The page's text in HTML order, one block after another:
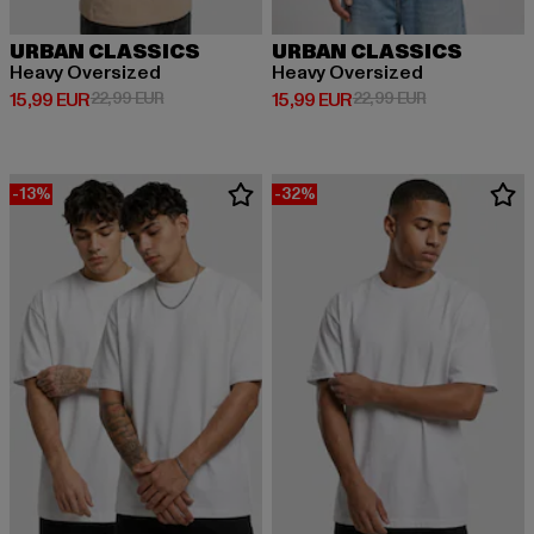
URBAN CLASSICS
Heavy Oversized
15,99 EUR
Derzeitiger Preis: 15,99 EUR
22,99 EURAktionspreis: 22,99 EUR
URBAN CLASSICS
Heavy Oversized
15,99 EUR
Derzeitiger Preis: 15,99 EUR
22,99 EURAktionspreis:
-13% -32%